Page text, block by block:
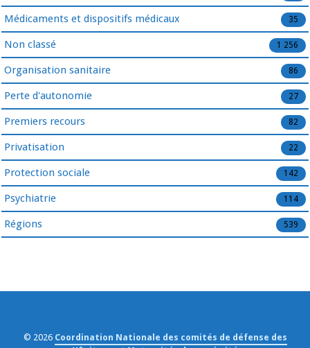
Médicaments et dispositifs médicaux 35
Non classé 1 256
Organisation sanitaire 86
Perte d'autonomie 27
Premiers recours 82
Privatisation 22
Protection sociale 142
Psychiatrie 114
Régions 539
© 2026 Coordination Nationale des comités de défense des